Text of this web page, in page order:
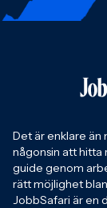
Det är enklare än
någonsin att hitta
guide genom
rätt möjlighet
JobbSafari är en